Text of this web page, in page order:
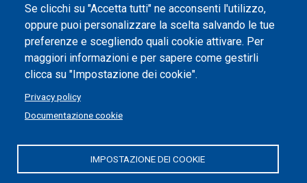
Se clicchi su "Accetta tutti" ne acconsenti l'utilizzo,
oppure puoi personalizzare la scelta salvando le tue
preferenze e scegliendo quali cookie attivare. Per
maggiori informazioni e per sapere come gestirli
clicca su "Impostazione dei cookie".
Privacy policy
Documentazione cookie
IMPOSTAZIONE DEI COOKIE
Politecnico di Torino | Corso Duca degli Abruzzi, 24 | 10129
Torino, ITALIA | P.IVA/C.F. 00518460019 | PEC